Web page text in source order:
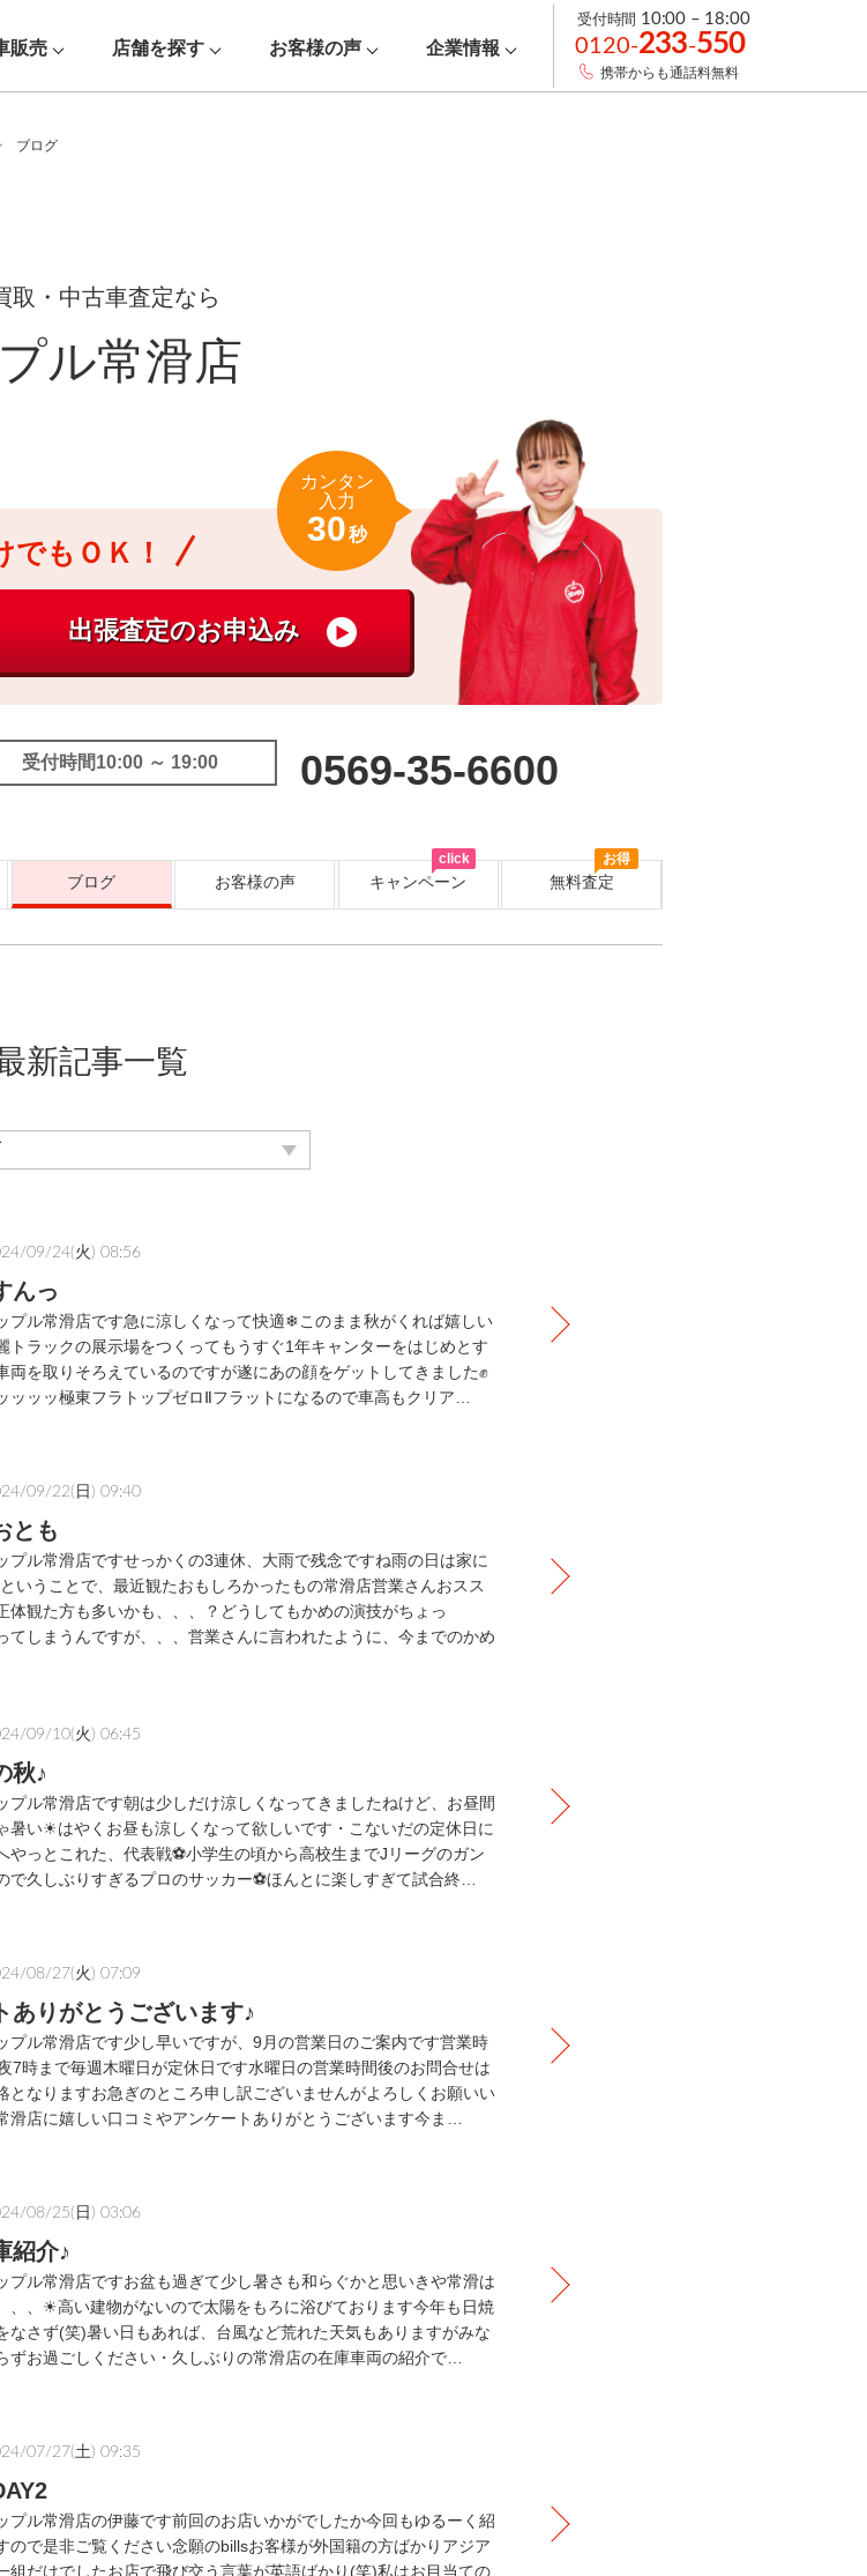
販売 店舗を探す お客様の声 企業情報
受付時間 10:00 – 18:00
0120-233-550
携帯からも通話料無料
ブログ
取・中古車査定なら
ル常滑店
でもＯＫ！
カンタン
入力
30秒
受付時間10:00 ～ 19:00 0569-35-6600
ブログ お客様の声 キャンペーン
お得
無料査定
click
新記事一覧
09/24(火) 08:56
んっ
プル常滑店です急に涼しくなって快適❄このまま秋がくれば嬉しい
トラックの展示場をつくってもうすぐ1年キャンターをはじめとす
両を取りそろえているのですが遂にあの顔をゲットしてきました✊
ッッッ極東フラトップゼロⅡフラットになるので車高もクリア…
09/22(日) 09:40
とも
プル常滑店ですせっかくの3連休、大雨で残念ですね雨の日は家に
いうことで、最近観たおもしろかったもの常滑店営業さんおスス
体観た方も多いかも、、、？どうしてもかめの演技がちょっ
てしまうんですが、、、営業さんに言われたように、今までのかめ
09/10(火) 06:45
秋♪
プル常滑店です朝は少しだけ涼しくなってきましたねけど、お昼間
暑い☀はやくお昼も涼しくなって欲しいです・こないだの定休日に
やっとこれた、代表戦⚽小学生の頃から高校生までJリーグのガン
で久しぶりすぎるプロのサッカー⚽ほんとに楽しすぎて試合終…
08/27(火) 07:09
ありがとうございます♪
プル常滑店です少し早いですが、9月の営業日のご案内です営業時
7時まで毎週木曜日が定休日です水曜日の営業時間後のお問合せは
となりますお急ぎのところ申し訳ございませんがよろしくお願いい
滑店に嬉しい口コミやアンケートありがとうございます今ま…
08/25(日) 03:06
紹介♪
プル常滑店ですお盆も過ぎて少し暑さも和らぐかと思いきや常滑は
、、☀高い建物がないので太陽をもろに浴びております今年も日焼
なさず(笑)暑い日もあれば、台風など荒れた天気もありますがみな
ずお過ごしください・久しぶりの常滑店の在庫車両の紹介で…
07/27(土) 09:35
プル常滑店の伊藤です前回のお店いかがでしたか今回もゆるーく紹
ので是非ご覧ください念願のbillsお客様が外国籍の方ばかりアジア
組だけでしたお店で飛び交う言葉が英語ばかり(笑)私はお目当ての